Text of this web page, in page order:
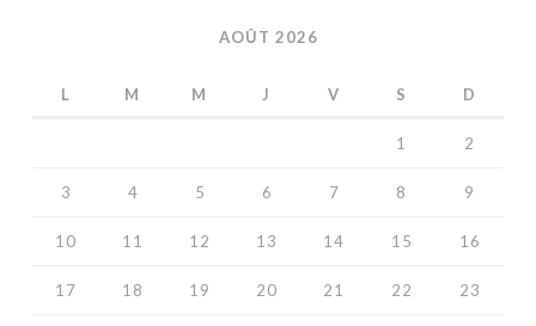
AOÛT 2026
L M M J V S D
1 2
3 4 5 6 7 8 9
10 11 12 13 14 15 16
17 18 19 20 21 22 23